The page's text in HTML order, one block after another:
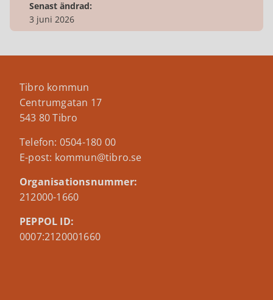
Senast ändrad:
3 juni 2026
Tibro kommun
Centrumgatan 17
543 80 Tibro
Telefon: 0504-180 00
E-post: kommun@tibro.se
Organisationsnummer:
212000-1660
PEPPOL ID:
0007:2120001660